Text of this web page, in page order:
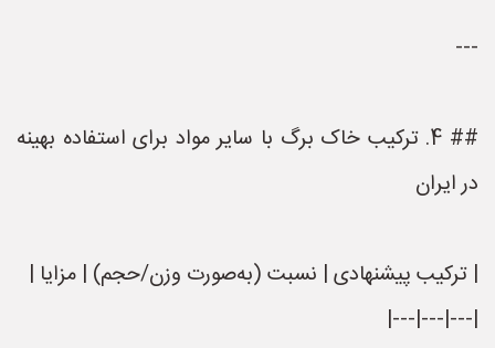
---
## 4. ترکیب خاک برگ با سایر مواد برای استفاده بهینه
در ایران
| ترکیب پیشنهادی | نسبت (به‌صورت وزن/حجم) | مزایا |
|---|---|---|